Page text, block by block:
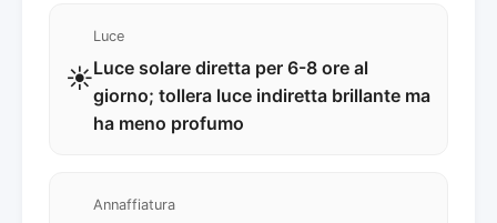
☀️
Luce
Luce solare diretta per 6-8 ore al
giorno; tollera luce indiretta brillante ma
ha meno profumo
Annaffiatura